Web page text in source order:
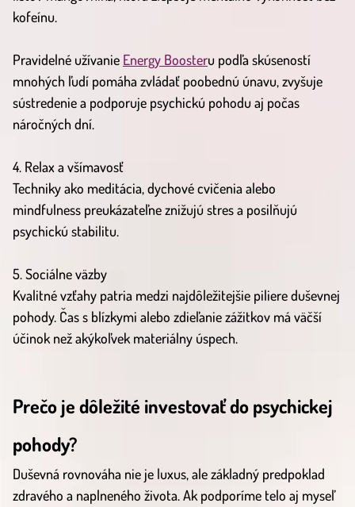
kofeínu.
Pravidelné užívanie Energy Boosteru podľa skúseností
mnohých ľudí pomáha zvládať poobednú únavu, zvyšuje
sústredenie a podporuje psychickú pohodu aj počas
náročných dní.
4. Relax a všímavosť
Techniky ako meditácia, dychové cvičenia alebo
mindfulness preukázateľne znižujú stres a posilňujú
psychickú stabilitu.
5. Sociálne väzby
Kvalitné vzťahy patria medzi najdôležitejšie piliere duševnej
pohody. Čas s blízkymi alebo zdieľanie zážitkov má väčší
účinok než akýkoľvek materiálny úspech.
Prečo je dôležité investovať do psychickej
pohody?
Duševná rovnováha nie je luxus, ale základný predpoklad
zdravého a naplneného života. Ak podporíme telo aj myseľ